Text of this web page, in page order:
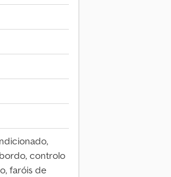
controlo
faróis de